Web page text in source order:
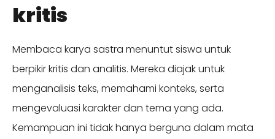
kritis
Membaca karya sastra menuntut siswa untuk
berpikir kritis dan analitis. Mereka diajak untuk
menganalisis teks, memahami konteks, serta
mengevaluasi karakter dan tema yang ada.
Kemampuan ini tidak hanya berguna dalam mata